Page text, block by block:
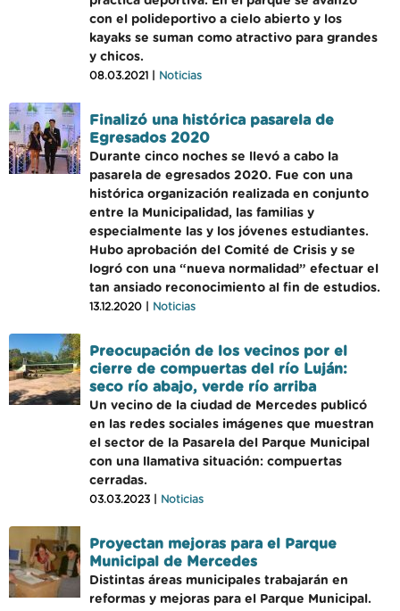
con el polideportivo a cielo abierto y los
kayaks se suman como atractivo para grandes
y chicos.
08.03.2021 | Noticias
Finalizó una histórica pasarela de
Egresados 2020
Durante cinco noches se llevó a cabo la
pasarela de egresados 2020. Fue con una
histórica organización realizada en conjunto
entre la Municipalidad, las familias y
especialmente las y los jóvenes estudiantes.
Hubo aprobación del Comité de Crisis y se
logró con una “nueva normalidad” efectuar el
tan ansiado reconocimiento al fin de estudios.
13.12.2020 | Noticias
Preocupación de los vecinos por el
cierre de compuertas del río Luján:
seco río abajo, verde río arriba
Un vecino de la ciudad de Mercedes publicó
en las redes sociales imágenes que muestran
el sector de la Pasarela del Parque Municipal
con una llamativa situación: compuertas
cerradas.
03.03.2023 | Noticias
Proyectan mejoras para el Parque
Municipal de Mercedes
Distintas áreas municipales trabajarán en
reformas y mejoras para el Parque Municipal.